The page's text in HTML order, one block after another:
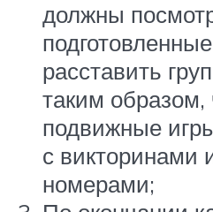
должны
расставить
таким образом,
подвижные
с викторинами
номерами;